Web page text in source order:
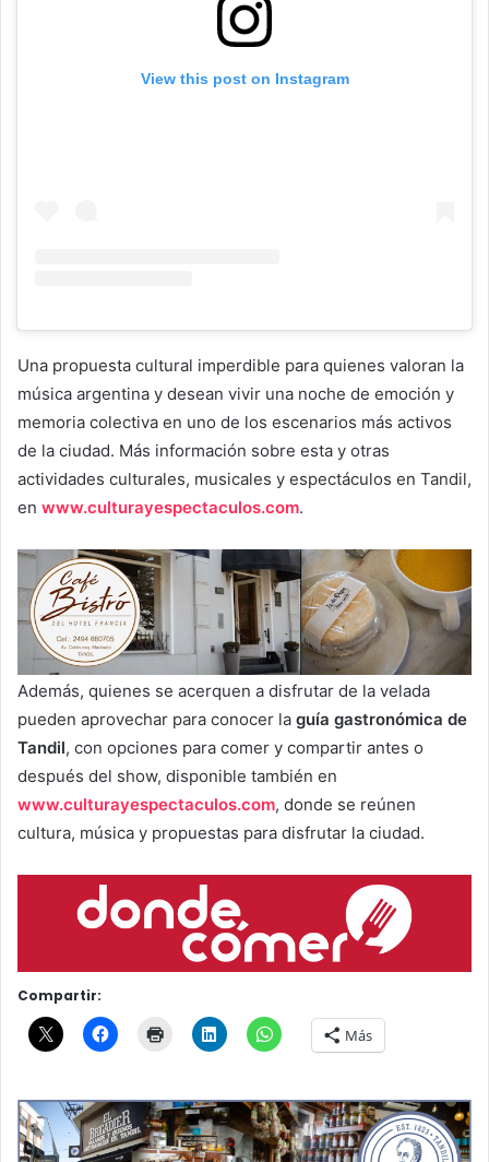
View this post on Instagram
Una propuesta cultural imperdible para quienes valoran la
música argentina y desean vivir una noche de emoción y
memoria colectiva en uno de los escenarios más activos
de la ciudad. Más información sobre esta y otras
actividades culturales, musicales y espectáculos en Tandil,
en www.culturayespectaculos.com.
Además, quienes se acerquen a disfrutar de la velada
pueden aprovechar para conocer la guía gastronómica de
Tandil, con opciones para comer y compartir antes o
después del show, disponible también en
www.culturayespectaculos.com, donde se reúnen
cultura, música y propuestas para disfrutar la ciudad.
Compartir:
Más